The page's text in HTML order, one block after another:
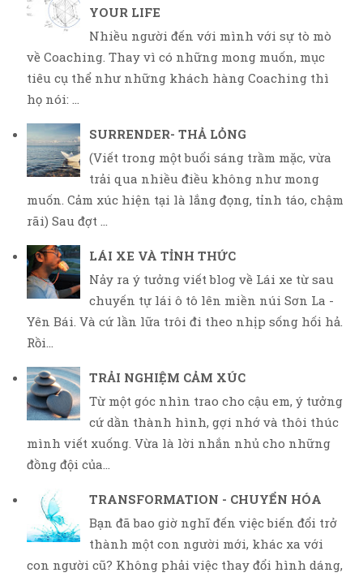
YOUR LIFE
Nhiều người đến với mình với sự tò mò
về Coaching. Thay vì có những mong muốn, mục
tiêu cụ thể như những khách hàng Coaching thì
họ nói: ...
SURRENDER- THẢ LỎNG
(Viết trong một buổi sáng trầm mặc, vừa
trải qua nhiều điều không như mong
muốn. Cảm xúc hiện tại là lắng đọng, tỉnh táo, chậm
rãi) Sau đợt ...
LÁI XE VÀ TỈNH THỨC
Nảy ra ý tưởng viết blog về Lái xe từ sau
chuyến tự lái ô tô lên miền núi Sơn La -
Yên Bái. Và cứ lần lữa trôi đi theo nhịp sống hối hả.
Rồi...
TRẢI NGHIỆM CẢM XÚC
Từ một góc nhìn trao cho cậu em, ý tưởng
cứ dần thành hình, gợi nhớ và thôi thúc
mình viết xuống. Vừa là lời nhắn nhủ cho những
đồng đội của...
TRANSFORMATION - CHUYỂN HÓA
Bạn đã bao giờ nghĩ đến việc biến đổi trở
thành một con người mới, khác xa với
con người cũ? Không phải việc thay đổi hình dáng,